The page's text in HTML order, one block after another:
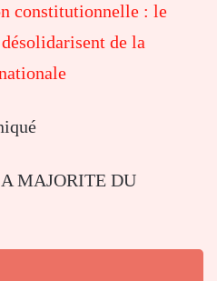
constitutionnelle : le
de la
MAJORITE DU